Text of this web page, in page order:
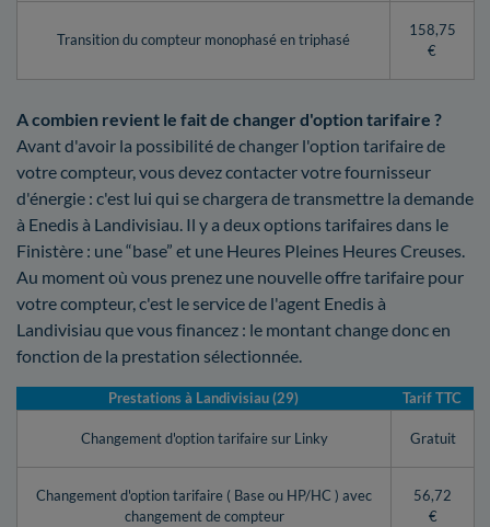
Transition du compteur monophasé en triphasé
158,75
€
A combien revient le fait de changer d'option tarifaire ?
Avant d'avoir la possibilité de changer l'option tarifaire de
votre compteur, vous devez contacter votre fournisseur
d'énergie : c'est lui qui se chargera de transmettre la demande
à Enedis à Landivisiau. Il y a deux options tarifaires dans le
Finistère : une “base” et une Heures Pleines Heures Creuses.
Au moment où vous prenez une nouvelle offre tarifaire pour
votre compteur, c'est le service de l'agent Enedis à
Landivisiau que vous financez : le montant change donc en
fonction de la prestation sélectionnée.
Prestations à Landivisiau (29) Tarif TTC
Changement d'option tarifaire sur Linky Gratuit
Changement d'option tarifaire ( Base ou HP/HC ) avec
changement de compteur
56,72
€